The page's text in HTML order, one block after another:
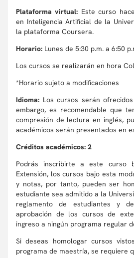
Plataforma virtual: Este curso
en Inteligencia Artificial de la
la plataforma Coursera.
Horario: Lunes de 5:30 p.m. a 6:50
Los cursos se realizarán en hora
*Horario sujeto a modificaciones
Idioma: Los cursos serán
embargo, es recomendable que
compresión de lectura en inglés,
académicos serán presentados en
Créditos académicos: 2
Podrás inscribirte a este curso
Extensión, los cursos bajo esta
y notas, por tanto, pueden ser
estudiante sea admitido a la
reglamento de estudiantes y
aprobación de los cursos de
ingreso a ningún programa regular
Si deseas homologar cursos
programa de maestría, se requiere